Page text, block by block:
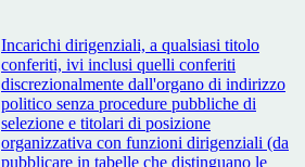
Incarichi dirigenziali, a qualsiasi titolo
conferiti, ivi inclusi quelli conferiti
discrezionalmente dall'organo di indirizzo
politico senza procedure pubbliche di
selezione e titolari di posizione
organizzativa con funzioni dirigenziali (da
pubblicare in tabelle che distinguano le